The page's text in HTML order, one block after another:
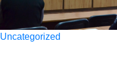
Uncategorized